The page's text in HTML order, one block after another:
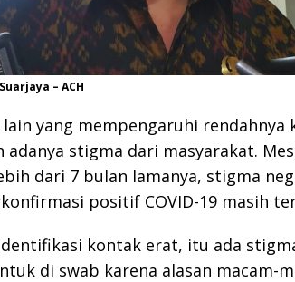
– ACH
yang mempengaruhi rendahnya
adanya stigma dari masyarakat.
dari 7 bulan lamanya, stigma
positif COVID-19 masih
kontak erat, itu ada
di swab karena alasan macam-